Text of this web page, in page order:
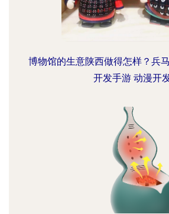
博物馆的生意陕西做得怎样？兵
开发手游 动漫开